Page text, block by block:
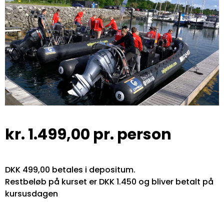
kr.1.499,00 pr. person
DKK 499,00 betales i depositum.
Restbeløb på kurset er DKK 1.450 og bliver betalt på
kursusdagen